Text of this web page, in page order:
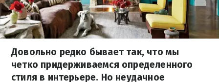
Довольно редко бывает так, что мы
четко придерживаемся определенного
стиля в интерьере. Но неудачное